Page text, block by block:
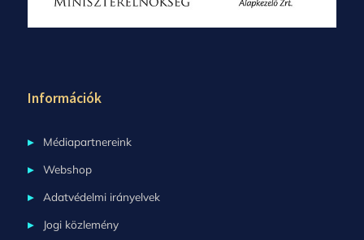
Információk
Médiapartnereink
Webshop
Adatvédelmi irányelvek
Jogi közlemény